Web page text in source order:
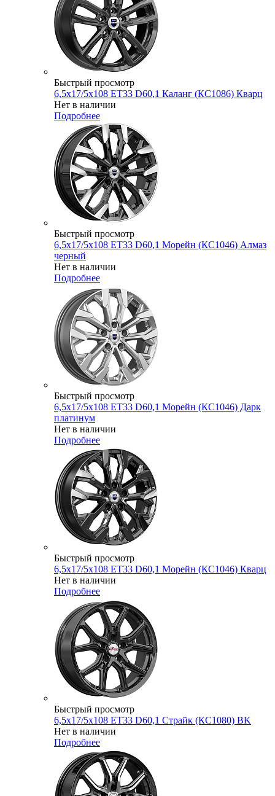
Быстрый просмотр
6,5x17/5x108 ET33 D60,1 Каланг (КС1086) Кварц
Нет в наличии
Подробнее
Быстрый просмотр
6,5x17/5x108 ET33 D60,1 Морейн (КС1046) Алмаз
черный
Нет в наличии
Подробнее
Быстрый просмотр
6,5x17/5x108 ET33 D60,1 Морейн (КС1046) Дарк
платинум
Нет в наличии
Подробнее
Быстрый просмотр
6,5x17/5x108 ET33 D60,1 Морейн (КС1046) Кварц
Нет в наличии
Подробнее
Быстрый просмотр
6,5x17/5x108 ET33 D60,1 Страйк (КС1080) BK
Нет в наличии
Подробнее